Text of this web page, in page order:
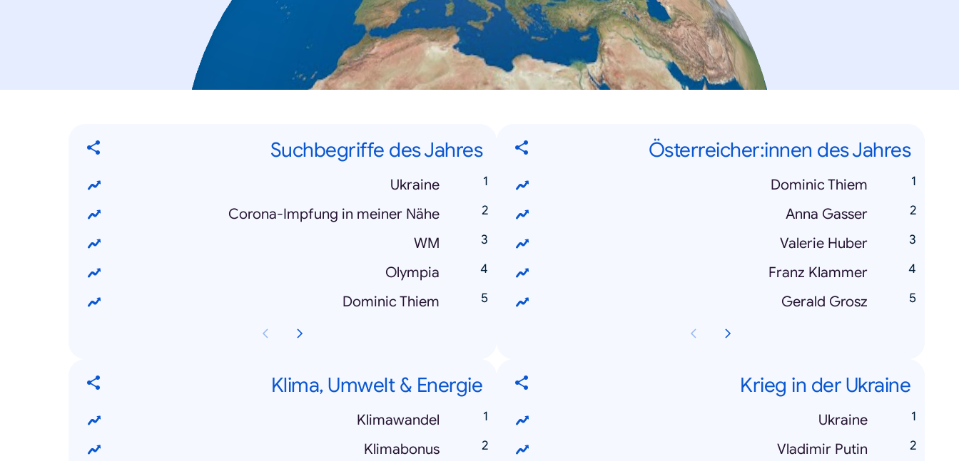
Österreicher:innen des Jahres
Dominic Thiem
Anna Gasser
Valerie Huber
Franz Klammer
Gerald Grosz
Suchbegriffe des Jahres
Ukraine
Corona-Impfung in meiner Nähe
WM
Olympia
Dominic Thiem
Krieg in der Ukraine
Ukraine
Vladimir Putin
Klima, Umwelt & Energie
Klimawandel
Klimabonus